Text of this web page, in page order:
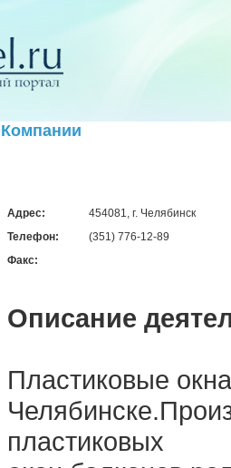
Компании
Адрес:
454081, г. Челябинск
Телефон:
(351) 776-12-89
Факс:
Описание
Пластиковые
пластиковых